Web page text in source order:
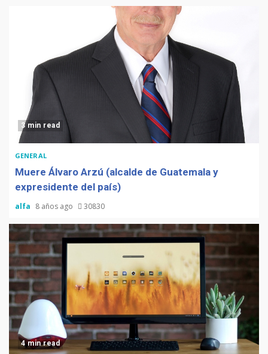
3 min read
GENERAL
Muere Álvaro Arzú (alcalde de Guatemala y
expresidente del país)
alfa 8 años ago 30830
4 min read